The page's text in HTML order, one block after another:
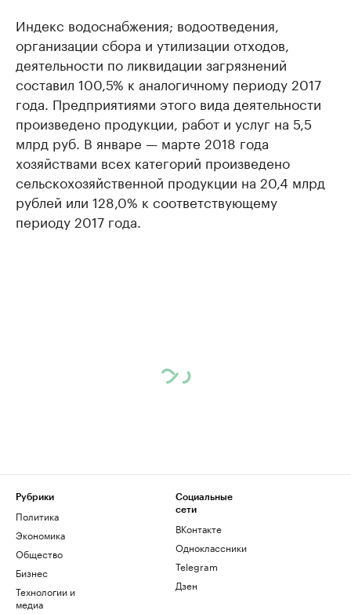
Индекс водоснабжения; водоотведения,
организации сбора и утилизации отходов,
деятельности по ликвидации загрязнений
составил 100,5% к аналогичному периоду 2017
года. Предприятиями этого вида деятельности
произведено продукции, работ и услуг на 5,5
млрд руб. В январе — марте 2018 года
хозяйствами всех категорий произведено
сельскохозяйственной продукции на 20,4 млрд
рублей или 128,0% к соответствующему
периоду 2017 года.
Рубрики
Политика
Экономика
Общество
Бизнес
Технологии и
медиа
Социальные
сети
ВКонтакте
Одноклассники
Telegram
Дзен